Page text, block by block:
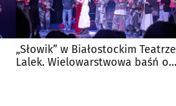
„Słowik” w Białostockim Teatrze
Lalek. Wielowarstwowa baśń o